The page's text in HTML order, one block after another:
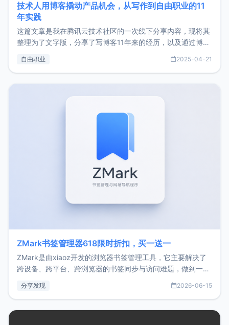
技术人用博客撬动产品机会，从写作到自由职业的11
年实践
这篇文章是我在腾讯云技术社区的一次线下分享内容，现将其
整理为了文字版，分享了写博客11年来的经历，以及通过博客
了我的首个产品ImgURL的真实数据和产品现状。自我介绍大
自由职业 2025-04-21
ZMark书签管理器618限时折扣，买一送一
ZMark是由xiaoz开发的浏览器书签管理工具，它主要解决了
跨设备、跨平台、跨浏览器的书签同步与访问难题，做到一处
用，让管理更高效。ZMark官网地址：
分享发现 2026-06-15